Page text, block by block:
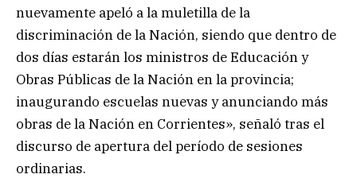
nuevamente apeló a la muletilla de la
discriminación de la Nación, siendo que dentro de
dos días estarán los ministros de Educación y
Obras Públicas de la Nación en la provincia;
inaugurando escuelas nuevas y anunciando más
obras de la Nación en Corrientes», señaló tras el
discurso de apertura del período de sesiones
ordinarias.